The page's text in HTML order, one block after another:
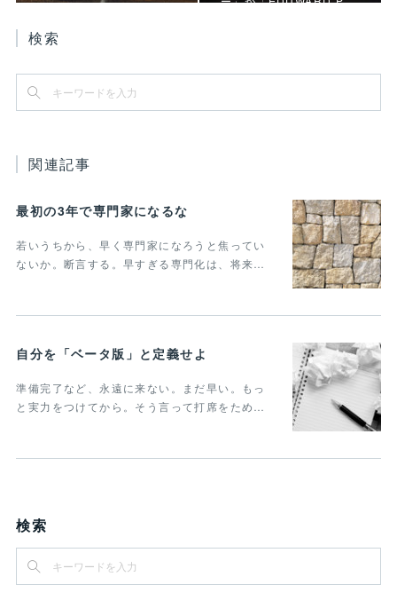
検索
関連記事
最初の3年で専門家になるな
若いうちから、早く専門家になろうと焦ってい
ないか。断言する。早すぎる専門化は、将来…
自分を「ベータ版」と定義せよ
準備完了など、永遠に来ない。まだ早い。もっ
と実力をつけてから。そう言って打席をため…
検索